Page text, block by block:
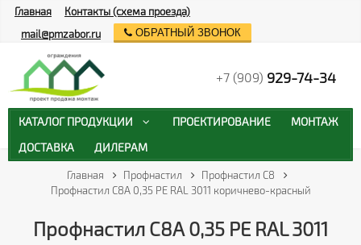
Главная Профнастил
Профнастил С8
Профнастил С8А 0,35 PE RAL 3011 коричнево-красный
Профнастил С8А 0,35 PE RAL 3011
Главная
Контакты (схема проезда)
mail@pmzabor.ru
ОБРАТНЫЙ ЗВОНОК
+7 (909) 929-74-34
КАТАЛОГ ПРОДУКЦИИ ПРОЕКТИРОВАНИЕ
МОНТАЖ
ДОСТАВКА
ДИЛЕРАМ